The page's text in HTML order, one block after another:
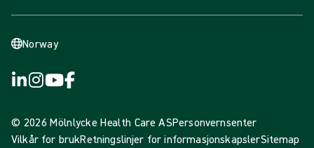
Norway
© 2026 Mölnlycke Health Care ASPersonvernsenter
Vilkår for brukRetningslinjer for informasjonskapslerSitemap